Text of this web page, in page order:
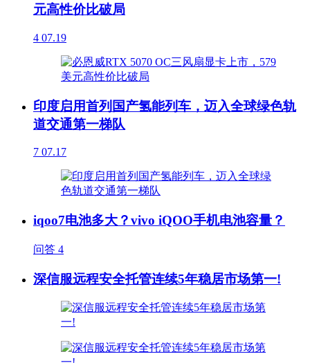
元高性价比破局
4 07.19
印度启用首列国产氢能列车，迈入全球绿色轨
道交通第一梯队
7 07.17
iqoo7电池多大？vivo iQOO手机电池容量？
问答 4
深信服远程安全托管连续5年稳居市场第一!